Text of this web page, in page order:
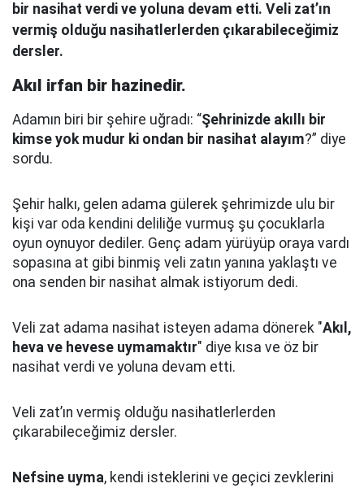
bir nasihat verdi ve yoluna devam etti. Veli zat’ın
vermiş olduğu nasihatlerlerden çıkarabileceğimiz
dersler.
Akıl irfan bir hazinedir.
Adamın biri bir şehire uğradı: “Şehrinizde akıllı bir
kimse yok mudur ki ondan bir nasihat alayım?” diye
sordu.
Şehir halkı, gelen adama gülerek şehrimizde ulu bir
kişi var oda kendini deliliğe vurmuş şu çocuklarla
oyun oynuyor dediler. Genç adam yürüyüp oraya vardı
sopasına at gibi binmiş veli zatın yanına yaklaştı ve
ona senden bir nasihat almak istiyorum dedi.
Veli zat adama nasihat isteyen adama dönerek "Akıl,
heva ve hevese uymamaktır" diye kısa ve öz bir
nasihat verdi ve yoluna devam etti.
Veli zat’ın vermiş olduğu nasihatlerlerden
çıkarabileceğimiz dersler.
Nefsine uyma, kendi isteklerini ve geçici zevklerini